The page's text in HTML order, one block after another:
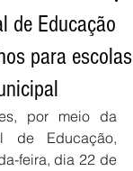
de Educação
para escolas
por meio da
de Educação,
feira, dia 22 de